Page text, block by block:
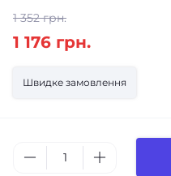
1 352 грн.
1 176 грн.
Швидке замовлення